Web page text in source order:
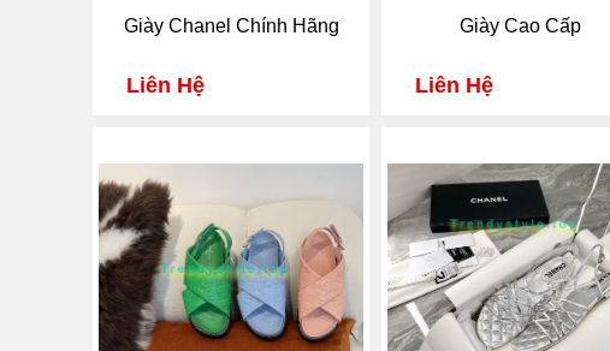
Giày Chanel Chính Hãng
Liên Hệ
Giày Cao Cấp
Liên Hệ